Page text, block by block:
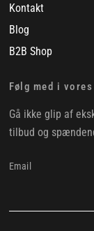
Kontakt
Blog
B2B Shop
Følg med i
Gå ikke glip af
tilbud og
Email